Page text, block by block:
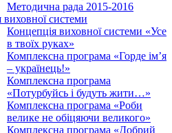
Методична рада 2015-2016
виховної системи
Концепція виховної системи «Усе
в твоїх руках»
Комплексна програма «Горде ім’я
– українець!»
Комплексна програма
«Потурбуйсь і будуть жити…»
Комплексна програма «Роби
велике не обіцяючи великого»
Комплексна програма «Добрий